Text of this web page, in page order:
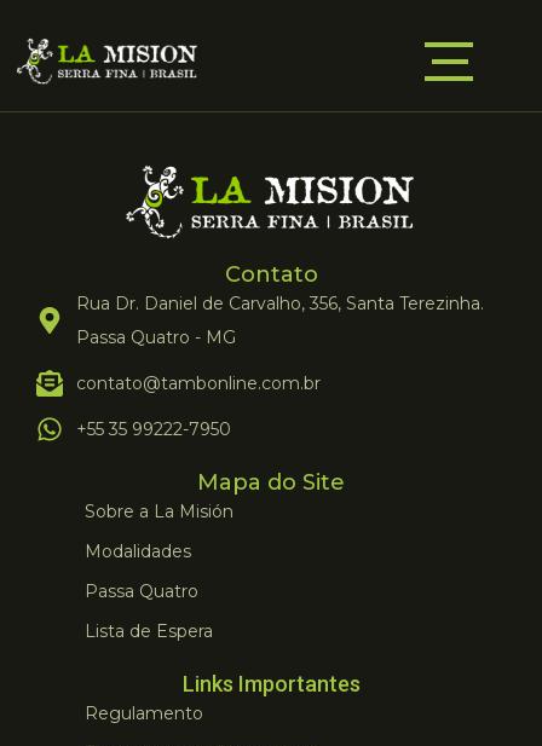
Contato
Rua Dr. Daniel de Carvalho, 356, Santa Terezinha.
Passa Quatro - MG
contato@tambonline.com.br
+55 35 99222-7950
Mapa do Site
Sobre a La Misión
Modalidades
Passa Quatro
Lista de Espera
Links Importantes
Regulamento